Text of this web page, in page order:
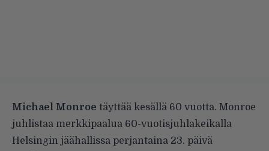
Michael Monroe täyttää kesällä 60 vuotta. Monroe
juhlistaa merkkipaalua 60-vuotisjuhlakeikalla
Helsingin jäähallissa perjantaina 23. päivä